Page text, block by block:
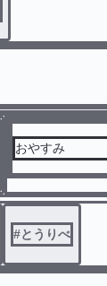
おやすみ
#とうりべ